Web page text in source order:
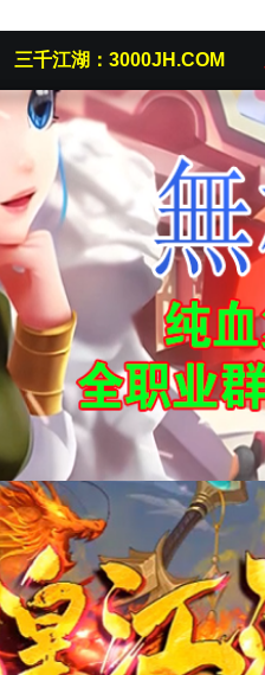
三千江湖：3000JH.COM